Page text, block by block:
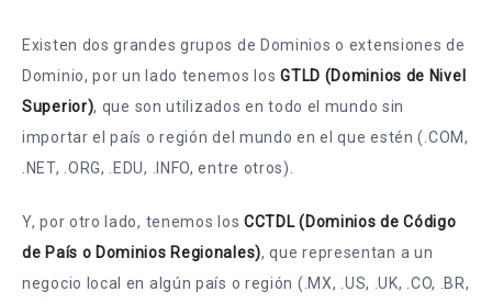
Existen dos grandes grupos de Dominios o extensiones de
Dominio, por un lado tenemos losGTLD (Dominios de Nivel
Superior), que son utilizados en todo el mundo sin
importar el país o región del mundo en el que estén (.COM,
.NET, .ORG, .EDU, .INFO, entre otros).
Y, por otro lado, tenemos los CCTDL (Dominios de Código
de País o Dominios Regionales), que representan a un
negocio local en algún país o región (.MX, .US, .UK, .CO, .BR,